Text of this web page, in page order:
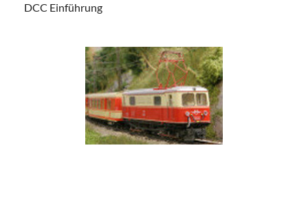
DCC Einführung